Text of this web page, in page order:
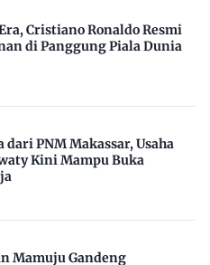
Cristiano Ronaldo Resmi
di Panggung Piala Dunia
dari PNM Makassar, Usaha
Kini Mampu Buka
Mamuju Gandeng